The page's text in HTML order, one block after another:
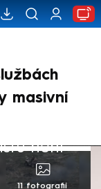
masivní
není
11 fotografií